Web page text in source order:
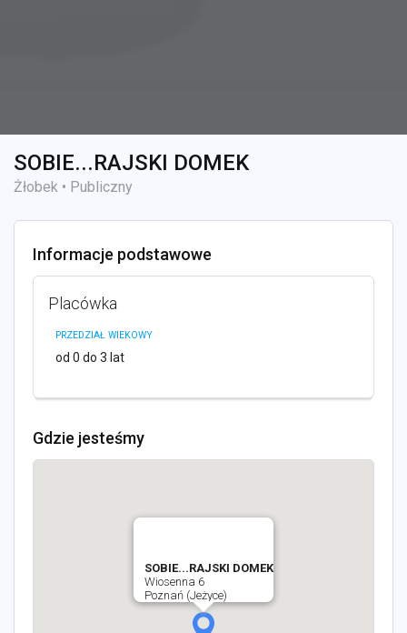
SOBIE...RAJSKI DOMEK
Żłobek • Publiczny
Informacje podstawowe
Placówka
PRZEDZIAŁ WIEKOWY
od 0 do 3 lat
Gdzie jesteśmy
SOBIE...RAJSKI DOMEK
Wiosenna 6
Poznań (Jeżyce)